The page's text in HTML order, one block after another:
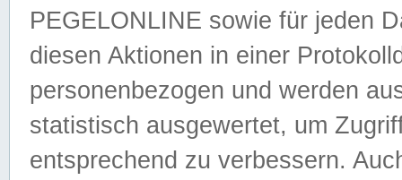
PEGELONLINE sowie für jeden
diesen Aktionen in einer
personenbezogen und werden
statistisch ausgewertet, um
entsprechend zu verbessern.